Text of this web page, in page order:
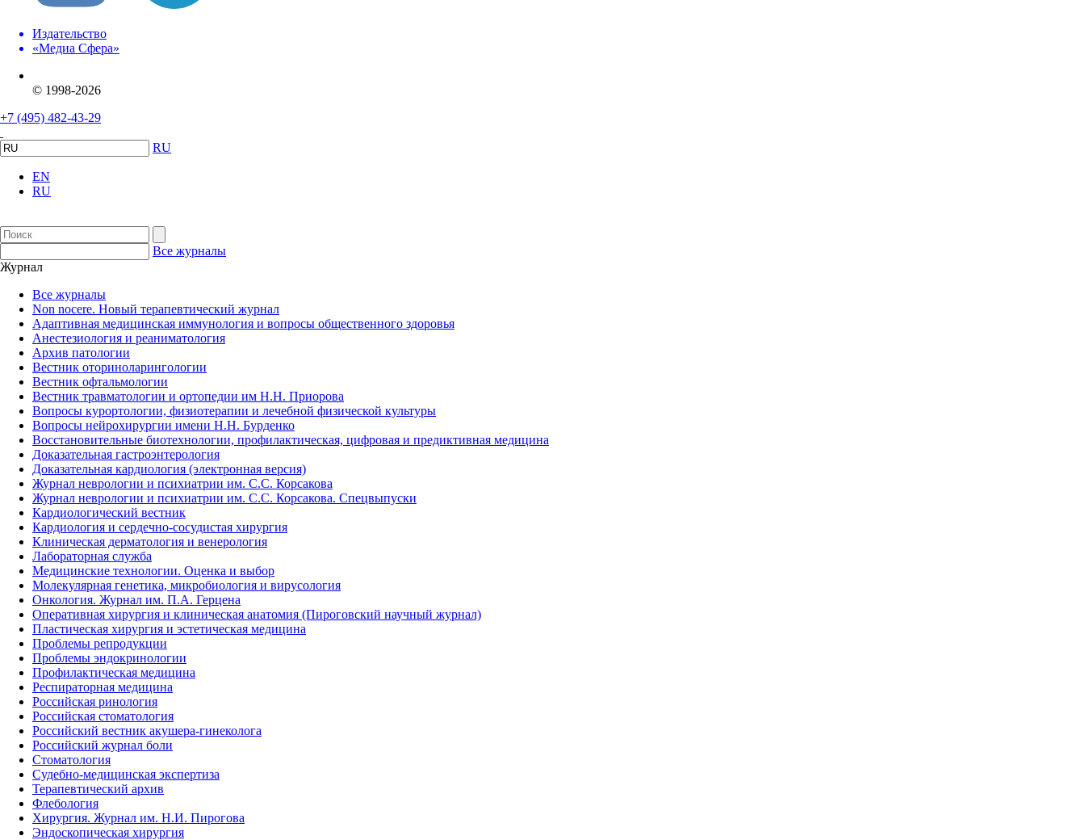
Издательство
«Медиа Сфера»
© 1998-2026
+7 (495) 482-43-29
RU
EN
RU
Все журналы
Журнал
Все журналы
Non nocere. Новый терапевтический журнал
Адаптивная медицинская иммунология и вопросы общественного здоровья
Анестезиология и реаниматология
Архив патологии
Вестник оториноларингологии
Вестник офтальмологии
Вестник травматологии и ортопедии им Н.Н. Приорова
Вопросы курортологии, физиотерапии и лечебной физической культуры
Вопросы нейрохирургии имени Н.Н. Бурденко
Восстановительные биотехнологии, профилактическая, цифровая и предиктивная медицина
Доказательная гастроэнтерология
Доказательная кардиология (электронная версия)
Журнал неврологии и психиатрии им. С.С. Корсакова
Журнал неврологии и психиатрии им. С.С. Корсакова. Спецвыпуски
Кардиологический вестник
Кардиология и сердечно-сосудистая хирургия
Клиническая дерматология и венерология
Лабораторная служба
Медицинские технологии. Оценка и выбор
Молекулярная генетика, микробиология и вирусология
Онкология. Журнал им. П.А. Герцена
Оперативная хирургия и клиническая анатомия (Пироговский научный журнал)
Пластическая хирургия и эстетическая медицина
Проблемы репродукции
Проблемы эндокринологии
Профилактическая медицина
Респираторная медицина
Российская ринология
Российская стоматология
Российский вестник акушера-гинеколога
Российский журнал боли
Стоматология
Судебно-медицинская экспертиза
Терапевтический архив
Флебология
Хирургия. Журнал им. Н.И. Пирогова
Эндоскопическая хирургия